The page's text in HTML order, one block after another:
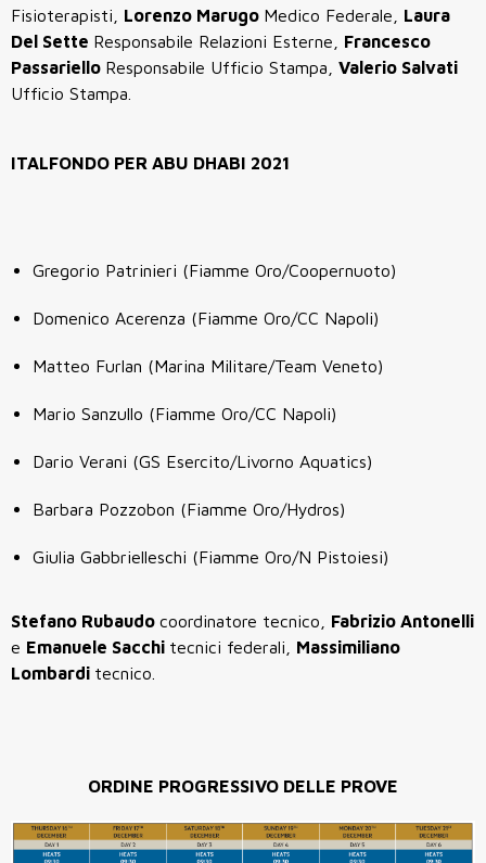
Fisioterapisti, Lorenzo Marugo Medico Federale, Laura
Del Sette Responsabile Relazioni Esterne, Francesco
Passariello Responsabile Ufficio Stampa, Valerio Salvati
Ufficio Stampa.
ITALFONDO PER ABU DHABI 2021
Gregorio Patrinieri (Fiamme Oro/Coopernuoto)
Domenico Acerenza (Fiamme Oro/CC Napoli)
Matteo Furlan (Marina Militare/Team Veneto)
Mario Sanzullo (Fiamme Oro/CC Napoli)
Dario Verani (GS Esercito/Livorno Aquatics)
Barbara Pozzobon (Fiamme Oro/Hydros)
Giulia Gabbrielleschi (Fiamme Oro/N Pistoiesi)
Stefano Rubaudo coordinatore tecnico, Fabrizio Antonelli
e Emanuele Sacchi tecnici federali, Massimiliano
Lombardi tecnico.
ORDINE PROGRESSIVO DELLE PROVE